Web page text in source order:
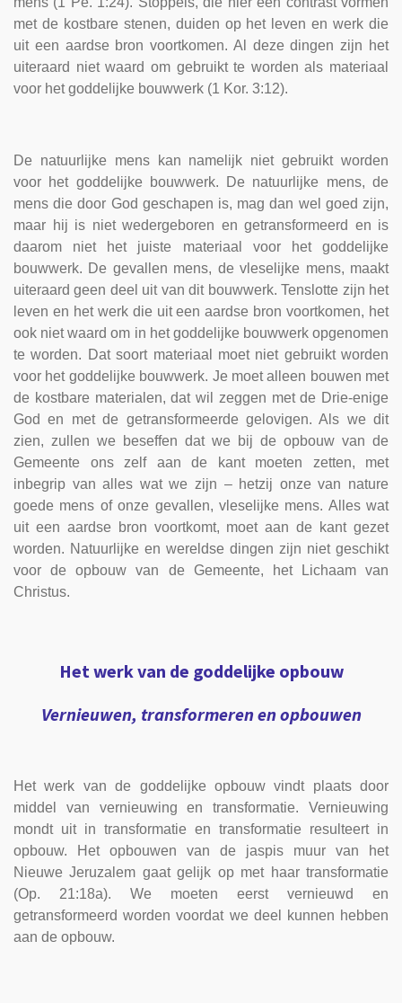
met de kostbare stenen, duiden op het leven en werk die
uit een aardse bron voortkomen. Al deze dingen zijn het
uiteraard niet waard om gebruikt te worden als materiaal
voor het goddelijke bouwwerk (1 Kor. 3:12).
De natuurlijke mens kan namelijk niet gebruikt worden
voor het goddelijke bouwwerk. De natuurlijke mens, de
mens die door God geschapen is, mag dan wel goed zijn,
maar hij is niet wedergeboren en getransformeerd en is
daarom niet het juiste materiaal voor het goddelijke
bouwwerk. De gevallen mens, de vleselijke mens, maakt
uiteraard geen deel uit van dit bouwwerk. Tenslotte zijn het
leven en het werk die uit een aardse bron voortkomen, het
ook niet waard om in het goddelijke bouwwerk opgenomen
te worden. Dat soort materiaal moet niet gebruikt worden
voor het goddelijke bouwwerk. Je moet alleen bouwen met
de kostbare materialen, dat wil zeggen met de Drie-enige
God en met de getransformeerde gelovigen. Als we dit
zien, zullen we beseffen dat we bij de opbouw van de
Gemeente ons zelf aan de kant moeten zetten, met
inbegrip van alles wat we zijn – hetzij onze van nature
goede mens of onze gevallen, vleselijke mens. Alles wat
uit een aardse bron voortkomt, moet aan de kant gezet
worden. Natuurlijke en wereldse dingen zijn niet geschikt
voor de opbouw van de Gemeente, het Lichaam van
Christus.
Het werk van de goddelijke opbouw
Vernieuwen, transformeren en opbouwen
Het werk van de goddelijke opbouw vindt plaats door
middel van vernieuwing en transformatie. Vernieuwing
mondt uit in transformatie en transformatie resulteert in
opbouw. Het opbouwen van de jaspis muur van het
Nieuwe Jeruzalem gaat gelijk op met haar transformatie
(Op. 21:18a). We moeten eerst vernieuwd en
getransformeerd worden voordat we deel kunnen hebben
aan de opbouw.